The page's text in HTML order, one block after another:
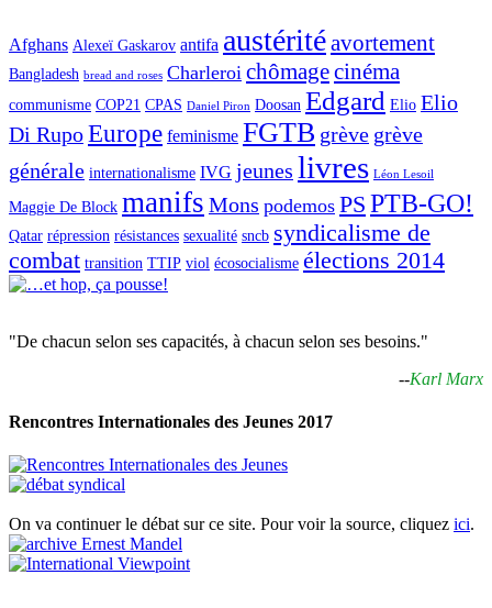
Afghans Alexeï Gaskarov antifa austéritéavortement
Bangladesh bread and roses Charleroi chômagecinéma
communisme COP21 CPAS Daniel Piron Doosan Edgard Elio Elio
Di RupoEurope feminisme FGTB grève grève
générale internationalisme IVG jeunes livres Léon Lesoil
Maggie De Block manifs Mons podemos PS PTB-GO!
Qatar répression résistances sexualité sncb syndicalisme de
combat transition TTIP viol écosocialisme élections 2014
"De chacun selon ses capacités, à chacun selon ses besoins."
--Karl Marx
Rencontres Internationales des Jeunes 2017
On va continuer le débat sur ce site. Pour voir la source, cliquez ici.